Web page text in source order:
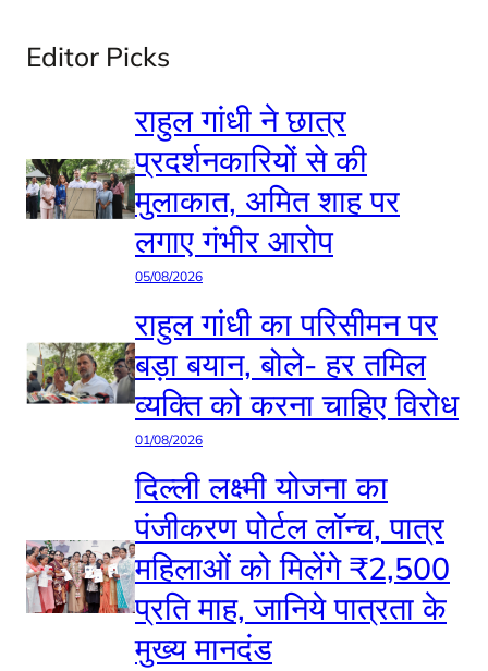
Editor Picks
राहुल गांधी ने छात्र
प्रदर्शनकारियों से की
मुलाकात, अमित शाह पर
लगाए गंभीर आरोप
05/08/2026
राहुल गांधी का परिसीमन पर
बड़ा बयान, बोले- हर तमिल
व्यक्ति को करना चाहिए विरोध
01/08/2026
दिल्ली लक्ष्मी योजना का
पंजीकरण पोर्टल लॉन्च, पात्र
महिलाओं को मिलेंगे ₹2,500
प्रति माह, जानिये पात्रता के
मुख्य मानदंड